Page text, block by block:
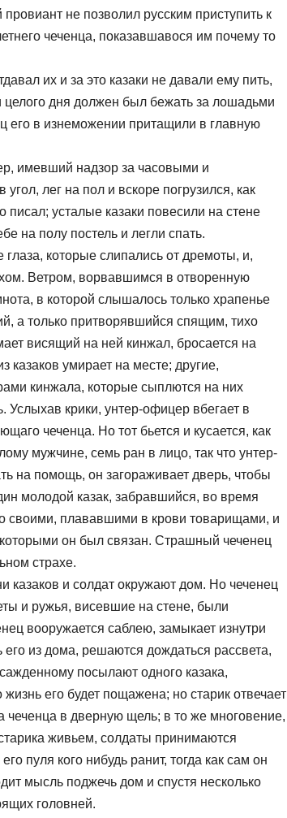
не позволил русским приступить к
чеченца, показавшавося им почему то
их и за это казаки не давали ему пить,
дня должен был бежать за лошадьми
его в изнеможении притащили в главную
имевший надзор за часовыми и
лег на пол и вскоре погрузился, как
писал; усталые казаки повесили на стене
на полу постель и легли спать.
глаза, которые слипались от дремоты, и,
Ветром, ворвавшимся в отворенную
в которой слышалось только храпенье
а только притворявшийся спящим, тихо
висящий на ней кинжал, бросается на
казаков умирает на месте; другие,
кинжала, которые сыплются на них
Услыхав крики, унтер-офицер вбегает в
чеченца. Но тот бьется и кусается, как
мужчине, семь ран в лицо, так что унтер-
на помощь, он загораживает дверь, чтобы
молодой казак, забравшийся, во время
своими, плававшими в крови товарищами, и
он был связан. Страшный чеченец
страхе.
казаков и солдат окружают дом. Но чеченец
и ружья, висевшие на стене, были
вооружается саблею, замыкает изнутри
из дома, решаются дождаться рассвета,
посылают одного казака,
его будет пощажена; но старик отвечает
чеченца в дверную щель; в то же многовение,
живьем, солдаты принимаются
пуля кого нибудь ранит, тогда как сам он
мысль поджечь дом и спустя несколько
головней.